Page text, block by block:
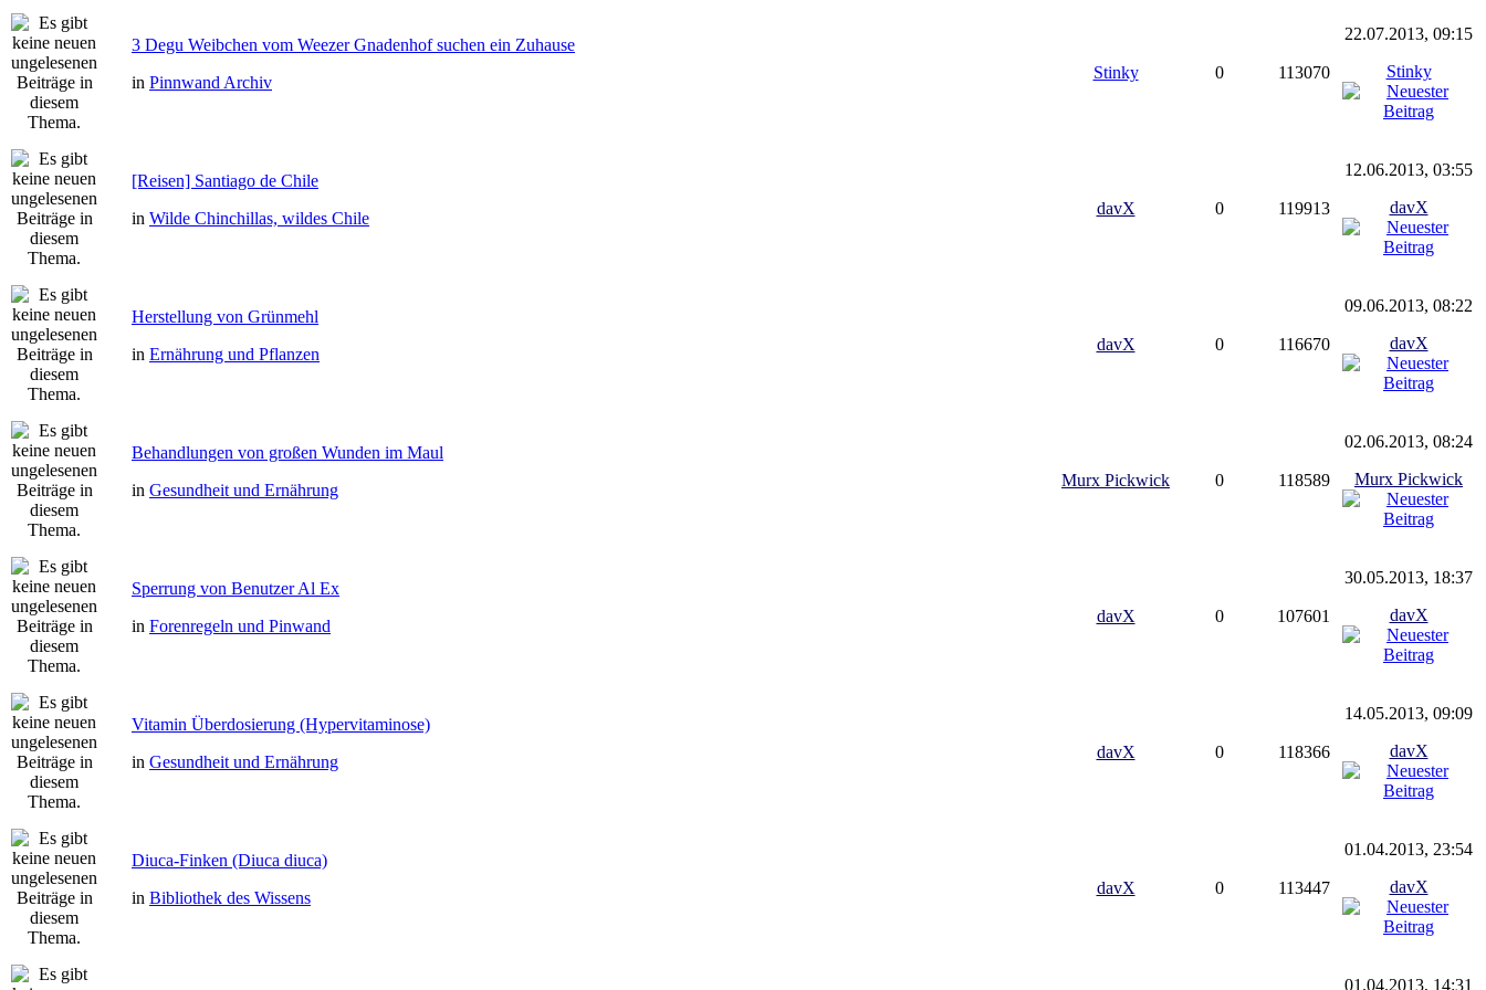
3 Degu Weibchen vom Weezer Gnadenhof suchen ein Zuhause
in Pinnwand Archiv
Stinky 0 113070
22.07.2013, 09:15
Stinky
[Reisen] Santiago de Chile
in Wilde Chinchillas, wildes Chile
davX 0 119913
12.06.2013, 03:55
davX
Herstellung von Grünmehl
in Ernährung und Pflanzen
davX 0 116670
09.06.2013, 08:22
davX
Behandlungen von großen Wunden im Maul
in Gesundheit und Ernährung
Murx Pickwick 0 118589
02.06.2013, 08:24
Murx Pickwick
Sperrung von Benutzer Al Ex
in Forenregeln und Pinwand
davX 0 107601
30.05.2013, 18:37
davX
Vitamin Überdosierung (Hypervitaminose)
in Gesundheit und Ernährung
davX 0 118366
14.05.2013, 09:09
davX
Diuca-Finken (Diuca diuca)
in Bibliothek des Wissens
davX 0 113447
01.04.2013, 23:54
davX
01.04.2013, 14:31